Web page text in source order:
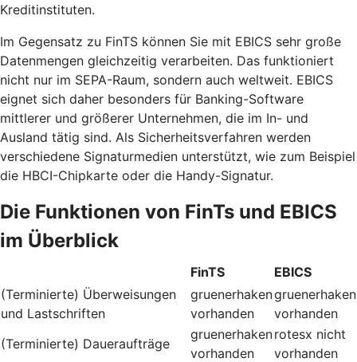
Kreditinstituten.
Im Gegensatz zu FinTS können Sie mit EBICS sehr große
Datenmengen gleichzeitig verarbeiten. Das funktioniert
nicht nur im SEPA-Raum, sondern auch weltweit. EBICS
eignet sich daher besonders für Banking-Software
mittlerer und größerer Unternehmen, die im In- und
Ausland tätig sind. Als Sicherheitsverfahren werden
verschiedene Signaturmedien unterstützt, wie zum Beispiel
die HBCI-Chipkarte oder die Handy-Signatur.
Die Funktionen von FinTs und EBICS
im Überblick
FinTS
EBICS
(Terminierte) Überweisungen
und Lastschriften
gruenerhaken
vorhanden
gruenerhaken
vorhanden
(Terminierte) Daueraufträge
gruenerhaken
vorhanden
rotesx nicht
vorhanden